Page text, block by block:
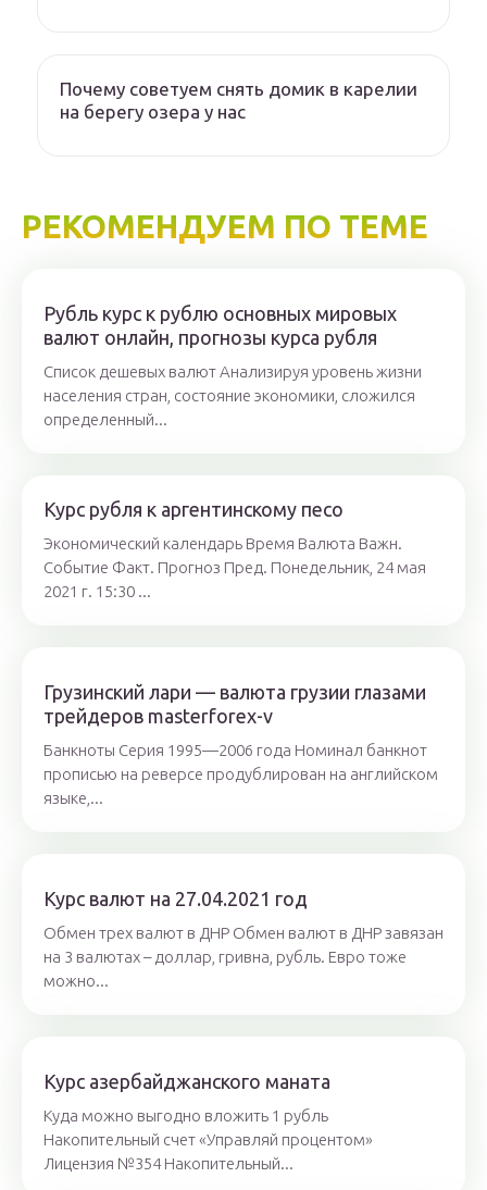
Почему советуем снять домик в карелии
на берегу озера у нас
РЕКОМЕНДУЕМ ПО ТЕМЕ
Рубль курс к рублю основных мировых
валют онлайн, прогнозы курса рубля
Список дешевых валют Анализируя уровень жизни
населения стран, состояние экономики, сложился
определенный...
Курс рубля к аргентинскому песо
Экономический календарь Время Валюта Важн.
Событие Факт. Прогноз Пред. Понедельник, 24 мая
2021 г. 15:30 ...
Грузинский лари — валюта грузии глазами
трейдеров masterforex-v
Банкноты Серия 1995—2006 года Номинал банкнот
прописью на реверсе продублирован на английском
языке,...
Курс валют на 27.04.2021 год
Обмен трех валют в ДНР Обмен валют в ДНР завязан
на 3 валютах – доллар, гривна, рубль. Евро тоже
можно...
Курс азербайджанского маната
Куда можно выгодно вложить 1 рубль
Накопительный счет «Управляй процентом»
Лицензия №354 Накопительный...